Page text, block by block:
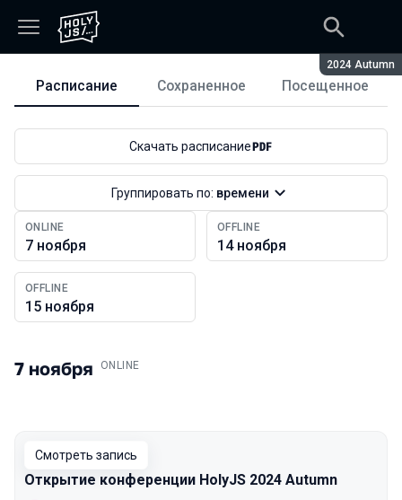
Сезон:
2024 Autumn
Расписание
Расписание Сохраненное Посещенное
ONLINE
7 ноября
OFFLINE
14 ноября
OFFLINE
15 ноября
Скачать расписание
Группировать по: времени
7 ноября .ONLINE
Смотреть запись
Открытие конференции HolyJS 2024 Autumn